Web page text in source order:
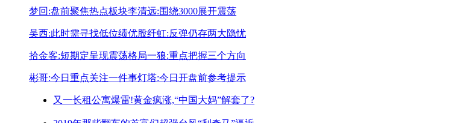
梦回:盘前聚焦热点板块李清远:围绕3000展开震荡
吴西:此时需寻找低位绩优股纤虹:反弹仍存两大隐忧
拾金客:短期定呈现震荡格局一狼:重点把握三个方向
彬哥:今日重点关注一件事灯塔:今日开盘前参考提示
又一长租公寓爆雷!黄金疯涨,“中国大妈”解套了?